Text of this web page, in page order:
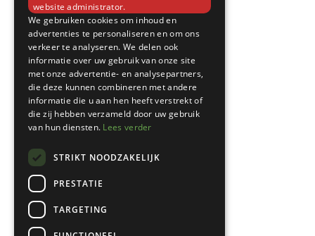
website administrator.
We gebruiken cookies om inhoud en
advertenties te personaliseren en om ons
verkeer te analyseren. We delen ook
informatie over uw gebruik van onze site
met onze advertentie- en analysepartners,
die deze kunnen combineren met andere
informatie die u aan hen heeft verstrekt of
die zij hebben verzameld door uw gebruik
van hun diensten. Lees verder
STRIKT NOODZAKELIJK
PRESTATIE
TARGETING